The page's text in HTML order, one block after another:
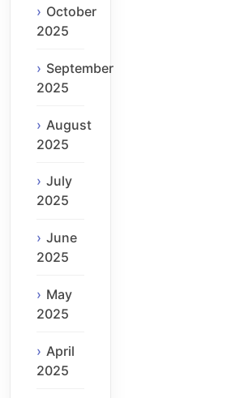
October
2025
September
2025
August
2025
July
2025
June
2025
May
2025
April
2025